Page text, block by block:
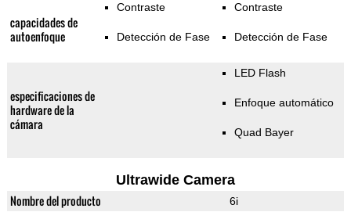
capacidades de
autoenfoque
Contraste
Detección de Fase
Contraste
Detección de Fase
especificaciones de
hardware de la
cámara
LED Flash
Enfoque automático
Quad Bayer
Ultrawide Camera
Nombre del producto 6i